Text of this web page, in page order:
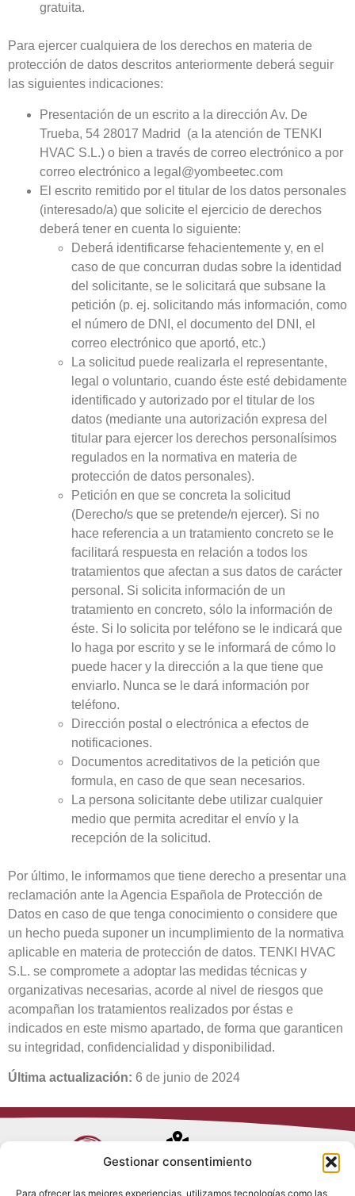
Gestionar consentimiento
Para ofrecer las mejores experiencias, utilizamos tecnologías como las
gratuita.
Para ejercer cualquiera de los derechos en materia de
protección de datos descritos anteriormente deberá seguir
las siguientes indicaciones:
Presentación de un escrito a la dirección Av. De
Trueba, 54 28017 Madrid (a la atención de TENKI
HVAC S.L.) o bien a través de correo electrónico a por
correo electrónico a legal@yombeetec.com
El escrito remitido por el titular de los datos personales
(interesado/a) que solicite el ejercicio de derechos
deberá tener en cuenta lo siguiente:
Deberá identificarse fehacientemente y, en el
caso de que concurran dudas sobre la identidad
del solicitante, se le solicitará que subsane la
petición (p. ej. solicitando más información, como
el número de DNI, el documento del DNI, el
correo electrónico que aportó, etc.)
La solicitud puede realizarla el representante,
legal o voluntario, cuando éste esté debidamente
identificado y autorizado por el titular de los
datos (mediante una autorización expresa del
titular para ejercer los derechos personalísimos
regulados en la normativa en materia de
protección de datos personales).
Petición en que se concreta la solicitud
(Derecho/s que se pretende/n ejercer). Si no
hace referencia a un tratamiento concreto se le
facilitará respuesta en relación a todos los
tratamientos que afectan a sus datos de carácter
personal. Si solicita información de un
tratamiento en concreto, sólo la información de
éste. Si lo solicita por teléfono se le indicará que
lo haga por escrito y se le informará de cómo lo
puede hacer y la dirección a la que tiene que
enviarlo. Nunca se le dará información por
teléfono.
Dirección postal o electrónica a efectos de
notificaciones.
Documentos acreditativos de la petición que
formula, en caso de que sean necesarios.
La persona solicitante debe utilizar cualquier
medio que permita acreditar el envío y la
recepción de la solicitud.
Por último, le informamos que tiene derecho a presentar una
reclamación ante la Agencia Española de Protección de
Datos en caso de que tenga conocimiento o considere que
un hecho pueda suponer un incumplimiento de la normativa
aplicable en materia de protección de datos. TENKI HVAC
S.L. se compromete a adoptar las medidas técnicas y
organizativas necesarias, acorde al nivel de riesgos que
acompañan los tratamientos realizados por éstas e
indicados en este mismo apartado, de forma que garanticen
su integridad, confidencialidad y disponibilidad.
Última actualización: 6 de junio de 2024
Avenida de